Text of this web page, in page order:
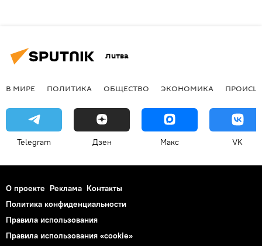
Литва
В МИРЕ ПОЛИТИКА ОБЩЕСТВО ЭКОНОМИКА
Telegram Дзен Макс VK
О проекте Реклама Контакты
Политика конфиденциальности
Правила использования
Правила использования «cookie»